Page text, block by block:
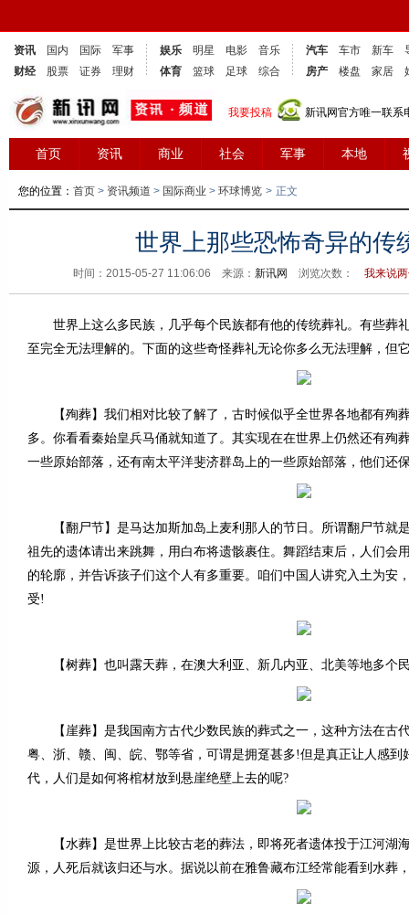
资讯 国内 国际
军事
财经
股票 证券 理财
娱乐 明星 电影
音乐
体育
篮球 足球 综合
汽车 车市 新车
房产
楼盘 家居
我要投稿 新讯网官方唯一联
首页 资讯 商业 社会 军事 本地
您的位置： 首页 > 资讯频道 > 国际商业 > 环球博览 > 正文
世界上那些恐怖奇异的传
时间：2015-05-27 11:06:06 来源： 新讯网 浏览次数： 我来说
世界上这么多民族，几乎每个民族都有他的传统葬礼。有些葬
至完全无法理解的。下面的这些奇怪葬礼无论你多么无法理解，但
【殉葬】我们相对比较了解了，古时候似乎全世界各地都有殉
多。你看看秦始皇兵马俑就知道了。其实现在在世界上仍然还有殉
一些原始部落，还有南太平洋斐济群岛上的一些原始部落，他们还
【翻尸节】是马达加斯加岛上麦利那人的节日。所谓翻尸节就
祖先的遗体请出来跳舞，用白布将遗骸裹住。舞蹈结束后，人们会
的轮廓，并告诉孩子们这个人有多重要。咱们中国人讲究入土为安
受!
【树葬】也叫露天葬，在澳大利亚、新几内亚、北美等地多个
【崖葬】是我国南方古代少数民族的葬式之一，这种方法在古
粤、浙、赣、闽、皖、鄂等省，可谓是拥趸甚多!但是真正让人感到
代，人们是如何将棺材放到悬崖绝壁上去的呢?
【水葬】是世界上比较古老的葬法，即将死者遗体投于江河湖
源，人死后就该归还与水。据说以前在雅鲁藏布江经常能看到水葬